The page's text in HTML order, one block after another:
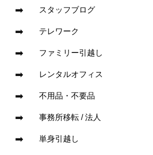
スタッフブログ
テレワーク
ファミリー引越し
レンタルオフィス
不用品・不要品
事務所移転 / 法人
単身引越し